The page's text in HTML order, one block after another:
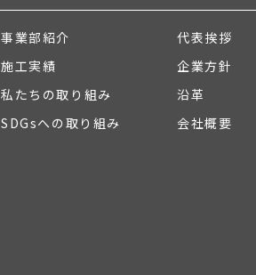
事業部紹介
施工実績
私たちの取り組み
SDGsへの取り組み
代表挨拶
企業方針
沿革
会社概要